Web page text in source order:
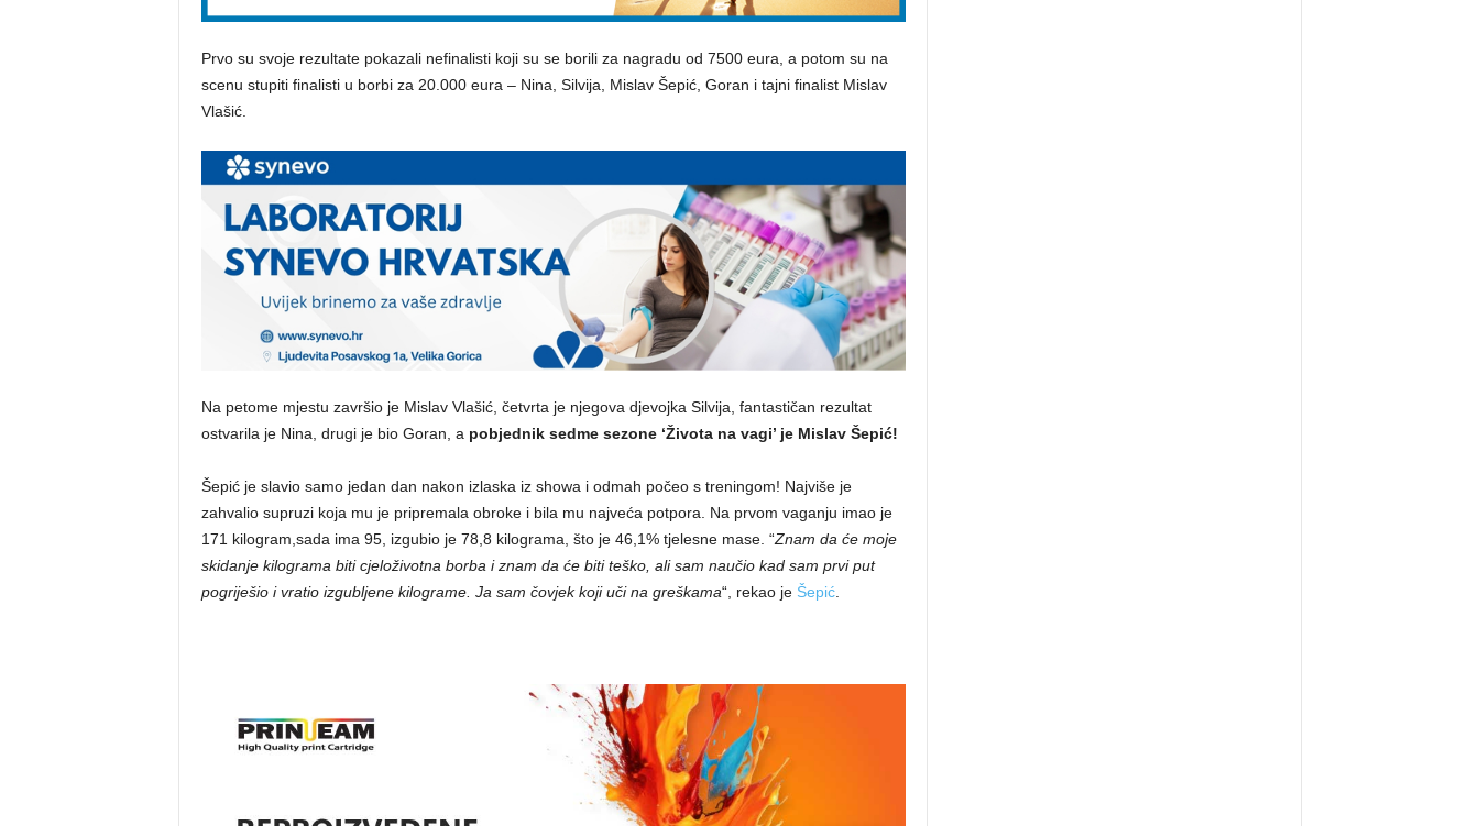
Prvo su svoje rezultate pokazali nefinalisti koji su se borili za nagradu od 7500 eura, a potom su na
scenu stupiti finalisti u borbi za 20.000 eura – Nina, Silvija, Mislav Šepić, Goran i tajni finalist Mislav
Vlašić.
Na petome mjestu završio je Mislav Vlašić, četvrta je njegova djevojka Silvija, fantastičan rezultat
ostvarila je Nina, drugi je bio Goran, a pobjednik sedme sezone ‘Života na vagi’ je Mislav Šepić!
Šepić je slavio samo jedan dan nakon izlaska iz showa i odmah počeo s treningom! Najviše je
zahvalio supruzi koja mu je pripremala obroke i bila mu najveća potpora. Na prvom vaganju imao je
171 kilogram,sada ima 95, izgubio je 78,8 kilograma, što je 46,1% tjelesne mase. “Znam da će moje
skidanje kilograma biti cjeloživotna borba i znam da će biti teško, ali sam naučio kad sam prvi put
pogriješio i vratio izgubljene kilograme. Ja sam čovjek koji uči na greškama“, rekao je Šepić.